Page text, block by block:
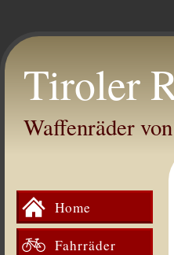
Tiroler
Waffenräder
Home
Fahrräder